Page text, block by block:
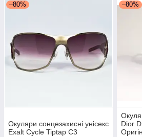
–80%
Окуляри сонцезахисні унісекс
Exalt Cycle Tiptap C3
–80%
Dior